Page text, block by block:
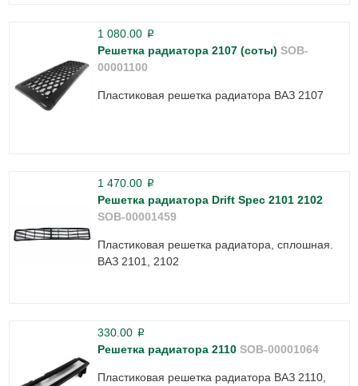
1 080.00 p
Решетка радиатора 2107 (соты) SOB-
00001100
Пластиковая решетка радиатора ВАЗ 2107
1 470.00 p
Решетка радиатора Drift Spec 2101 2102
SOB-00001459
Пластиковая решетка радиатора, сплошная.
ВАЗ 2101, 2102
330.00 p
Решетка радиатора 2110 SOB-00001064
Пластиковая решетка радиатора ВАЗ 2110,